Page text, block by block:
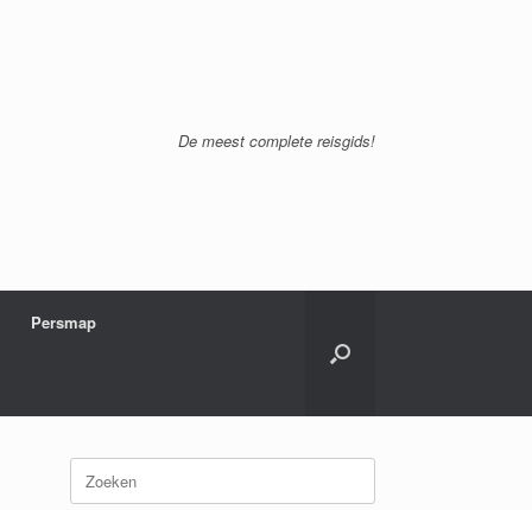
De meest complete reisgids!
Persmap
Zoeken
naar: